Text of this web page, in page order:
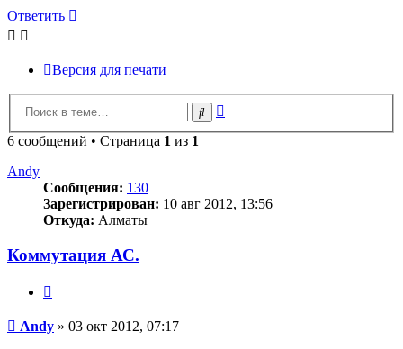
Ответить
Версия для печати
Поиск
6 сообщений • Страница 1 из 1
Andy
Сообщения: 130
Зарегистрирован: 10 авг 2012, 13:56
Откуда: Алматы
Коммутация АС.
Сообщение
Andy » 03 окт 2012, 07:17